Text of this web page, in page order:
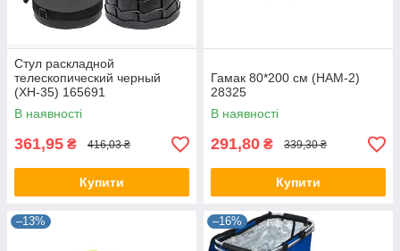
Стул раскладной
телескопический черный
(XH-35) 165691
В наявності
361,95 ₴ 416,03 ₴
Купити
Гамак 80*200 см (HAM-2)
28325
В наявності
291,80 ₴ 339,30 ₴
Купити
–13% –16%